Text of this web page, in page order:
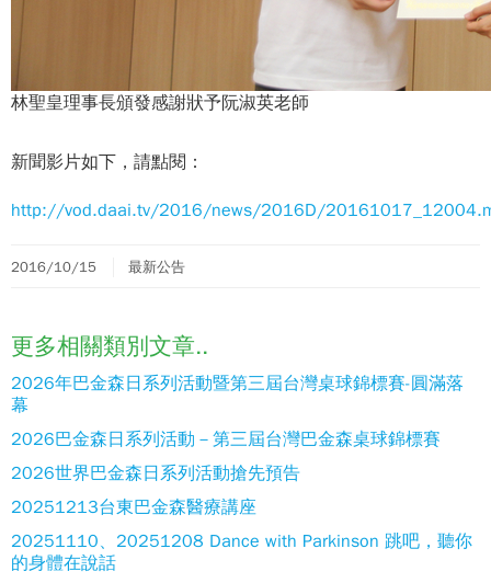
林聖皇理事長頒發感謝狀予阮淑英老師
新聞影片如下，請點閱：
http://vod.daai.tv/2016/news/2016D/
2016/10/15 最新公告
更多相關類別文章..
2026年巴金森日系列活動暨第三屆台灣桌球錦標賽-圓滿落
幕
2026巴金森日系列活動－第三屆台灣巴金森桌球錦標賽
2026世界巴金森日系列活動搶先預告
20251213台東巴金森醫療講座
20251110、20251208 Dance with Parkinson 跳吧，聽你
的身體在說話